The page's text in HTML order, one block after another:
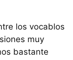
los vocablos
muy
bastante